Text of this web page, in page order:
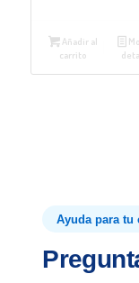
Añadir al
carrito
Ayuda para tu